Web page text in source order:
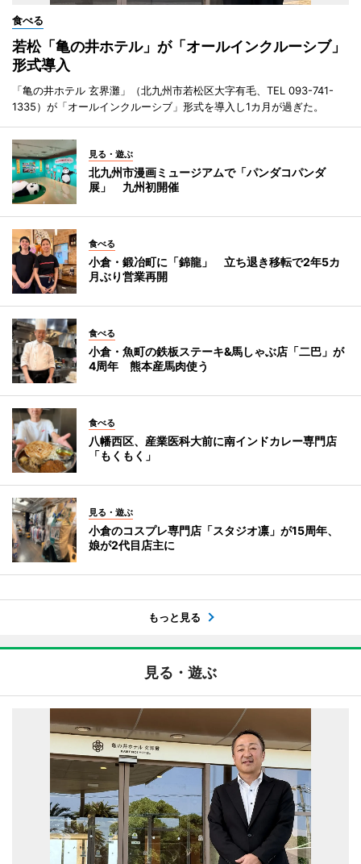
食べる
若松「亀の井ホテル」が「オールインクルーシブ」
形式導入
「亀の井ホテル 玄界灘」（北九州市若松区大字有毛、TEL 093-741-
1335）が「オールインクルーシブ」形式を導入し1カ月が過ぎた。
見る・遊ぶ
北九州市漫画ミュージアムで「パンダコパンダ
展」 九州初開催
食べる
小倉・鍛冶町に「錦龍」 立ち退き移転で2年5カ
月ぶり営業再開
食べる
小倉・魚町の鉄板ステーキ&馬しゃぶ店「二巴」が
4周年 熊本産馬肉使う
食べる
八幡西区、産業医科大前に南インドカレー専門店
「もくもく」
見る・遊ぶ
小倉のコスプレ専門店「スタジオ凛」が15周年、
娘が2代目店主に
もっと見る
見る・遊ぶ